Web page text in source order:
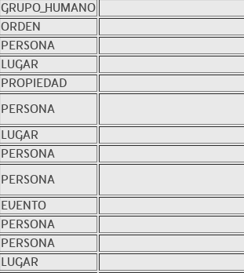
GRUPO_HUMANO
ORDEN
PERSONA
LUGAR
PROPIEDAD
PERSONA
LUGAR
PERSONA
PERSONA
EVENTO
PERSONA
PERSONA
LUGAR